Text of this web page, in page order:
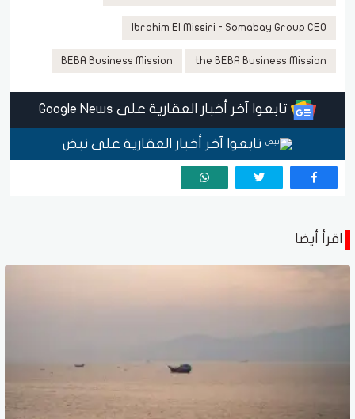
Ibrahim El Missiri - Somabay Group CEO
the BEBA Business Mission
BEBA Business Mission
تابعوا آخر أخبار العقارية على Google News
تابعوا آخر أخبار العقارية على نبض
اقرأ أيضا